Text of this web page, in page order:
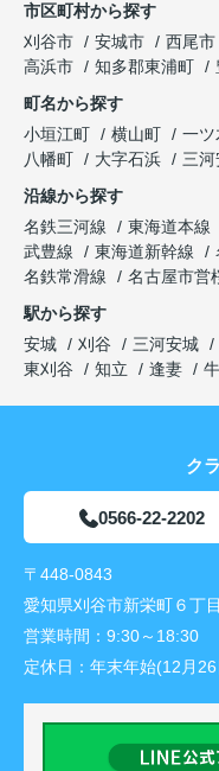
市区町村から探す
刈谷市
安城市 西尾市
高浜市
知多郡東浦町
町名から探す
小垣江町
横山町 一ツ
八幡町
大字石浜 三
沿線から探す
名鉄三河線
東海道本線
武豊線
東海道新幹線
名鉄常滑線
名古屋市営
駅から探す
安城
刈谷 三河安城
東刈谷
知立 逢妻
ク
0566-22-2202
〒448-0843
愛知県刈谷市新栄町６丁
営業時間： 9:30～18:30
定休日： 年末年始(12月